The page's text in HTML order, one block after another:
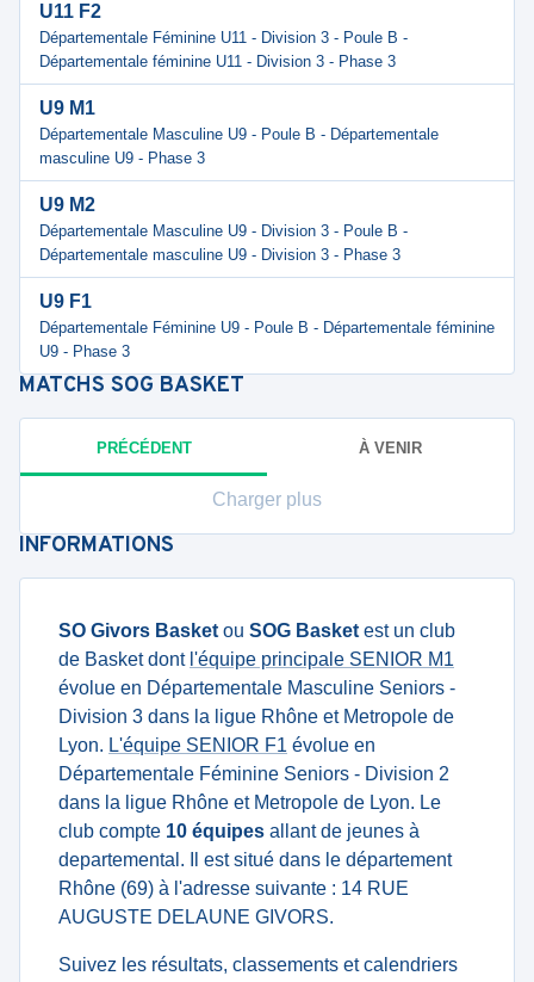
U11 F2
Départementale Féminine U11 - Division 3 - Poule B -
Départementale féminine U11 - Division 3 - Phase 3
U9 M1
Départementale Masculine U9 - Poule B - Départementale
masculine U9 - Phase 3
U9 M2
Départementale Masculine U9 - Division 3 - Poule B -
Départementale masculine U9 - Division 3 - Phase 3
U9 F1
Départementale Féminine U9 - Poule B - Départementale féminine
U9 - Phase 3
MATCHS SOG BASKET
PRÉCÉDENT À VENIR
Charger plus
INFORMATIONS
SO Givors Basket ou SOG Basket est un club
de Basket dont l'équipe principale SENIOR M1
évolue en Départementale Masculine Seniors -
Division 3 dans la ligue Rhône et Metropole de
Lyon. L'équipe SENIOR F1 évolue en
Départementale Féminine Seniors - Division 2
dans la ligue Rhône et Metropole de Lyon. Le
club compte 10 équipes allant de jeunes à
departemental. Il est situé dans le département
Rhône (69) à l'adresse suivante : 14 RUE
AUGUSTE DELAUNE GIVORS.
Suivez les résultats, classements et calendriers